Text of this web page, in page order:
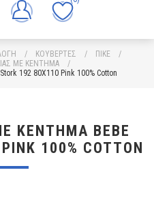
/ ΚΟΥΒΕΡΤΕΣ / ΠΙΚΕ
/
ΜΕ ΚΕΝΤΗΜΑ
/
192 80X110 Pink 100% Cotton
ΚΈΝΤΗΜΑ BEBE
100% COTTON